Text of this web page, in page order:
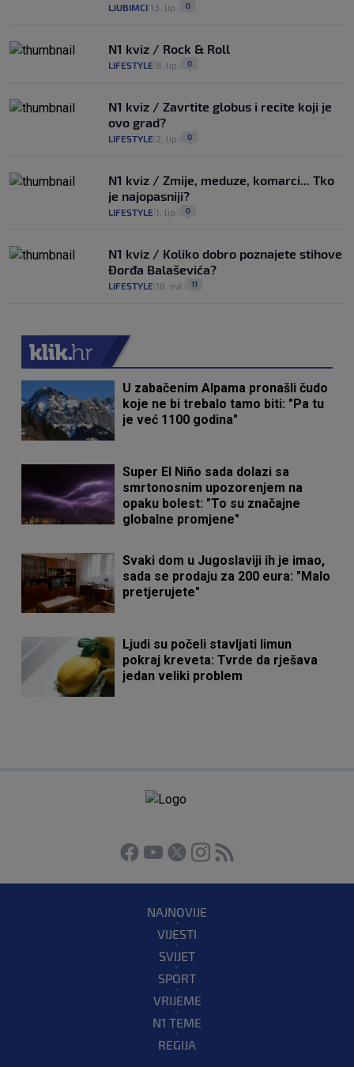
LJUBIMCI 13. lip. 0
N1 kviz / Rock & Roll
LIFESTYLE 8. lip. 0
N1 kviz / Zavrtite globus i recite koji je
ovo grad?
LIFESTYLE 2. lip. 0
N1 kviz / Zmije, meduze, komarci... Tko
je najopasniji?
LIFESTYLE 1. lip. 0
N1 kviz / Koliko dobro poznajete stihove
Đorđa Balaševića?
LIFESTYLE 18. svi. 11
U zabačenim Alpama pronašli čudo
koje ne bi trebalo tamo biti: "Pa tu
je već 1100 godina"
Super El Niño sada dolazi sa
smrtonosnim upozorenjem na
opaku bolest: "To su značajne
globalne promjene"
Svaki dom u Jugoslaviji ih je imao,
sada se prodaju za 200 eura: "Malo
pretjerujete"
Ljudi su počeli stavljati limun
pokraj kreveta: Tvrde da rješava
jedan veliki problem
NAJNOVIJE
VIJESTI
SVIJET
SPORT
VRIJEME
N1 TEME
REGIJA